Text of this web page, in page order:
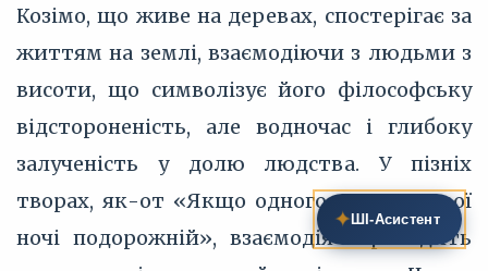
Козімо, що живе на деревах, спостерігає за
життям на землі, взаємодіючи з людьми з
висоти, що символізує його філософську
відстороненість, але водночас і глибоку
залученість у долю людства. У пізніх
творах, як-от «Якщо одного разу зимової
ночі подорожній», взаємодія переходить
✦ ШІ‑Асистент